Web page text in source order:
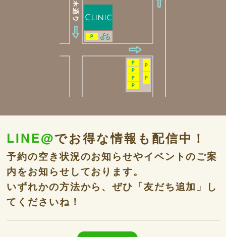
LINE@でお得な情報も配信中！
予約の空き状況のお知らせやイベントのご案
内をお知らせしております。
いずれかの方法から、ぜひ「友だち追加」し
てくださいね！